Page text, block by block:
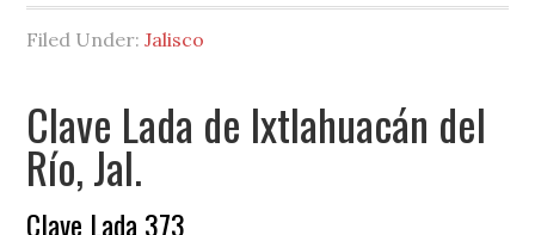
Filed Under:Jalisco
Clave Lada de Ixtlahuacán del
Río, Jal.
Clave Lada 373